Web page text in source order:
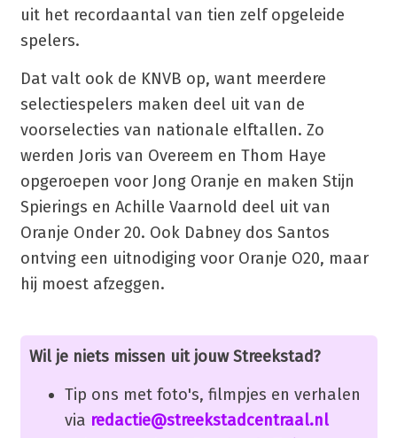
uit het recordaantal van tien zelf opgeleide
spelers.
Dat valt ook de KNVB op, want meerdere
selectiespelers maken deel uit van de
voorselecties van nationale elftallen. Zo
werden Joris van Overeem en Thom Haye
opgeroepen voor Jong Oranje en maken Stijn
Spierings en Achille Vaarnold deel uit van
Oranje Onder 20. Ook Dabney dos Santos
ontving een uitnodiging voor Oranje O20, maar
hij moest afzeggen.
Wil je niets missen uit jouw Streekstad?
Tip ons met foto's, filmpjes en verhalen
via redactie@streekstadcentraal.nl